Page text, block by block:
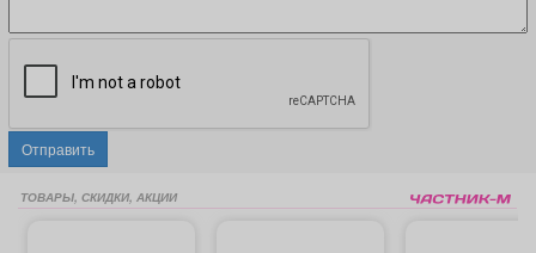
Отправить
ТОВАРЫ, СКИДКИ, АКЦИИ